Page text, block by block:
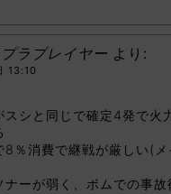
ラプレイヤー より:
13:10
スシと同じで確定4発で火
8％消費で継戦が厳しい(
ナーが弱く、ボムでの事